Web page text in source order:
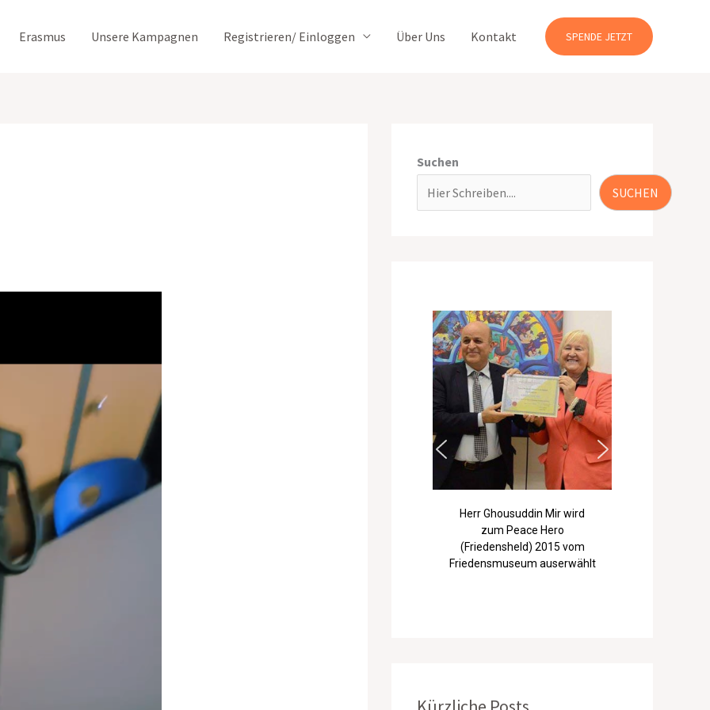
Erasmus Unsere Kampagnen Registrieren/ Einloggen Über Uns Kontakt SPENDE JETZT
Suchen
SUCHEN
Herr Ghousuddin Mir wird
zum Peace Hero
(Friedensheld) 2015 vom
Friedensmuseum auserwählt